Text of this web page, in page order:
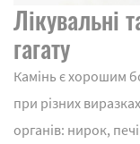
Лікувальні
гагату
Камінь є хорошим
при різних
органів: нирок,